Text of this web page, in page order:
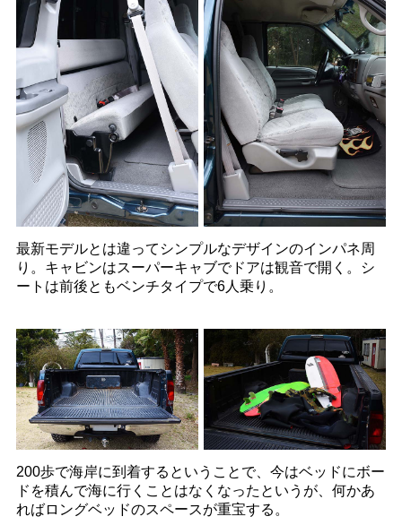
最新モデルとは違ってシンプルなデザインのインパネ周
り。キャビンはスーパーキャブでドアは観音で開く。シ
ートは前後ともベンチタイプで6人乗り。
200歩で海岸に到着するということで、今はベッドにボー
ドを積んで海に行くことはなくなったというが、何かあ
ればロングベッドのスペースが重宝する。